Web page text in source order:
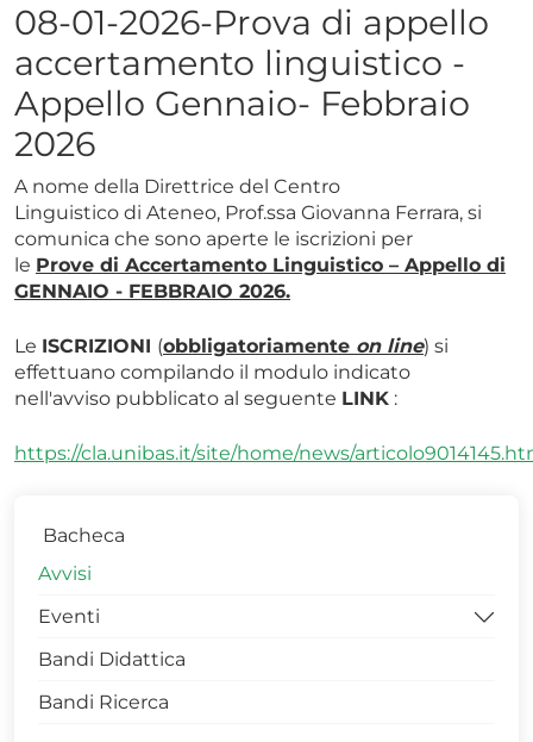
08-01-2026-Prova di appello
accertamento linguistico -
Appello Gennaio- Febbraio
2026
A nome della Direttrice del Centro
Linguistico di Ateneo, Prof.ssa Giovanna Ferrara, si
comunica che sono aperte le iscrizioni per
le Prove di Accertamento Linguistico – Appello di
GENNAIO - FEBBRAIO 2026.
Le ISCRIZIONI (obbligatoriamente on line) si
effettuano compilando il modulo indicato
nell'avviso pubblicato al seguente LINK :
https://cla.unibas.it/site/home/news/
Bacheca
Avvisi
Eventi
Workshop
Convegni
Bandi Didattica
Bandi Ricerca